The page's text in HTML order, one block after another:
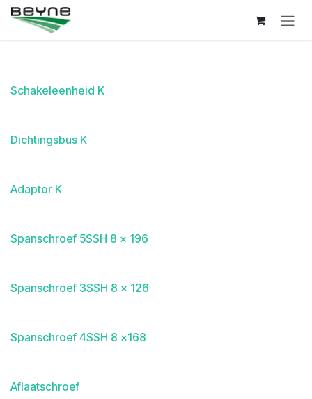
Overslaan naar inhoud
Schakeleenheid K
Dichtingsbus K
Adaptor K
Spanschroef 5SSH 8 x 196
Spanschroef 3SSH 8 x 126
Spanschroef 4SSH 8 x168
Aflaatschroef